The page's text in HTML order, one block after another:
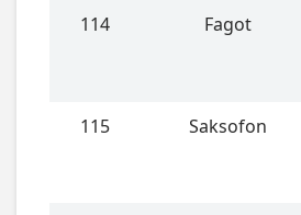
114 Fagot
115 Saksofon